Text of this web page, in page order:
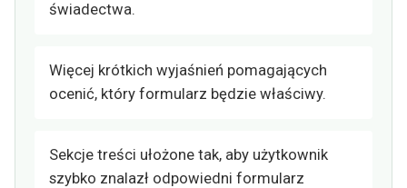
świadectwa.
Więcej krótkich wyjaśnień pomagających
ocenić, który formularz będzie właściwy.
Sekcje treści ułożone tak, aby użytkownik
szybko znalazł odpowiedni formularz